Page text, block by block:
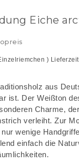
Eiche
)
aus
ist. Der Weißton
Charme,
verleiht. Zur
wenige
einfach die